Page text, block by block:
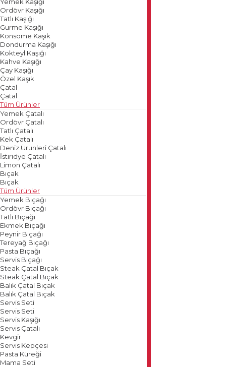
Ordövr Kaşığı
Tatlı Kaşığı
Gurme Kaşığı
Konsome Kaşık
Dondurma Kaşığı
Kokteyl Kaşığı
Kahve Kaşığı
Çay Kaşığı
Özel Kaşık
Çatal
Çatal
Tüm Ürünler
Yemek Çatalı
Ordövr Çatalı
Tatlı Çatalı
Kek Çatalı
Deniz Ürünleri Çatalı
İstiridye Çatalı
Limon Çatalı
Bıçak
Bıçak
Tüm Ürünler
Yemek Bıçağı
Ordövr Bıçağı
Tatlı Bıçağı
Ekmek Bıçağı
Peynir Bıçağı
Tereyağ Bıçağı
Pasta Bıçağı
Servis Bıçağı
Steak Çatal Bıçak
Steak Çatal Bıçak
Balık Çatal Bıçak
Balık Çatal Bıçak
Servis Seti
Servis Seti
Servis Kaşığı
Servis Çatalı
Kevgir
Servis Kepçesi
Pasta Küreği
Mama Seti